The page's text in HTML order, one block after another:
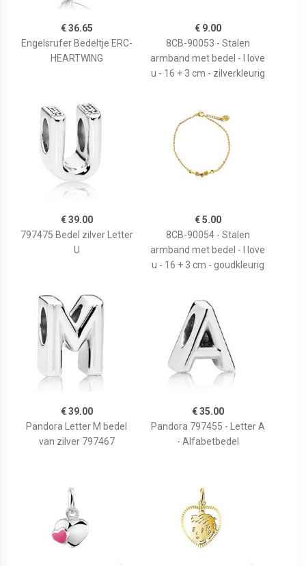
€ 36.65
Engelsrufer Bedeltje ERC-
HEARTWING
€ 9.00
8CB-90053 - Stalen
armband met bedel - I love
u - 16 + 3 cm - zilverkleurig
€ 39.00
797475 Bedel zilver Letter
U
€ 5.00
8CB-90054 - Stalen
armband met bedel - I love
u - 16 + 3 cm - goudkleurig
€ 39.00
Pandora Letter M bedel
van zilver 797467
€ 35.00
Pandora 797455 - Letter A
- Alfabetbedel